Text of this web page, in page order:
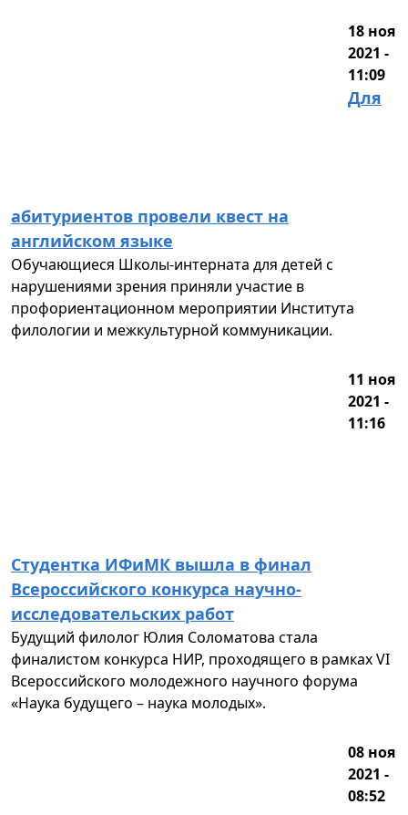
18 ноя
2021 -
11:09
Для
абитуриентов провели квест на
английском языке
Обучающиеся Школы-интерната для детей с
нарушениями зрения приняли участие в
профориентационном мероприятии Института
филологии и межкультурной коммуникации.
11 ноя
2021 -
11:16
Студентка ИФиМК вышла в финал
Всероссийского конкурса научно-
исследовательских работ
Будущий филолог Юлия Соломатова стала
финалистом конкурса НИР, проходящего в рамках VI
Всероссийского молодежного научного форума
«Наука будущего – наука молодых».
08 ноя
2021 -
08:52